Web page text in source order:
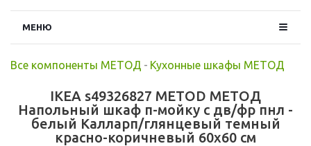
МЕНЮ
Все компоненты МЕТОД - Кухонные шкафы МЕТОД
IKEA s49326827 METOD МЕТОД
Напольный шкаф п-мойку с дв/фр пнл -
белый Калларп/глянцевый темный
красно-коричневый 60x60 см